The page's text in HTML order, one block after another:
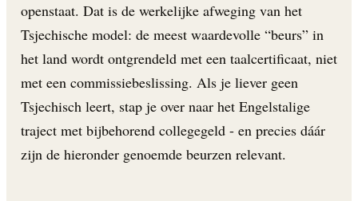
openstaat. Dat is de werkelijke afweging van het
Tsjechische model: de meest waardevolle “beurs” in
het land wordt ontgrendeld met een taalcertificaat, niet
met een commissiebeslissing. Als je liever geen
Tsjechisch leert, stap je over naar het Engelstalige
traject met bijbehorend collegegeld - en precies dáár
zijn de hieronder genoemde beurzen relevant.